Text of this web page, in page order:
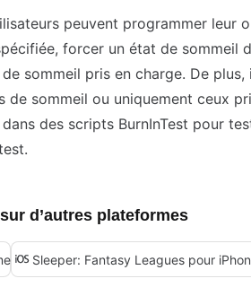
peuvent programmer leur
forcer un état de sommeil
sommeil pris en charge. De
de sommeil ou uniquement ceux
des scripts BurnInTest pour
d’autres plateformes
Sleeper: Fantasy Leagues pour